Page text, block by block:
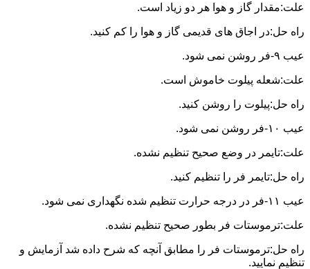
علت:مقدار گاز و هوا هر دو زیاد است.
راه حل:در اجاق های قدیمی گاز و هوا را کم کنید.
عیب ۹-فر روشن نمی شود.
علت:شعله پیلوت خاموش است.
راه حل:پیلوت را روشن کنید.
عیب ۱۰-فر روشن نمی شود.
علت:تایمر در وضع صحیح تنظیم نشده.
راه حل:تایمر فر را تنظیم کنید.
عیب ۱۱-فر در درجه حرارت تنظیم شده نگهداری نمی شود.
علت:ترموستات فر بطور صحیح تنظیم نشده.
راه حل:ترموستات فر را مطابق آنچه که شرح داده شد آزمایش و
تنظیم نمایید.